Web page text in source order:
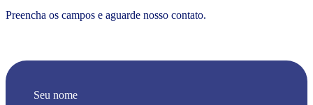
Preencha os campos e aguarde nosso contato.
Seu nome